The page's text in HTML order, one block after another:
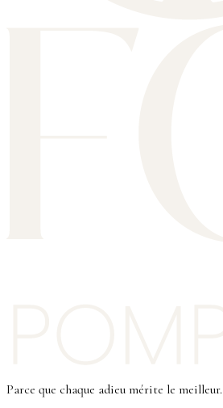
Parce que chaque adieu mérite le meilleur.